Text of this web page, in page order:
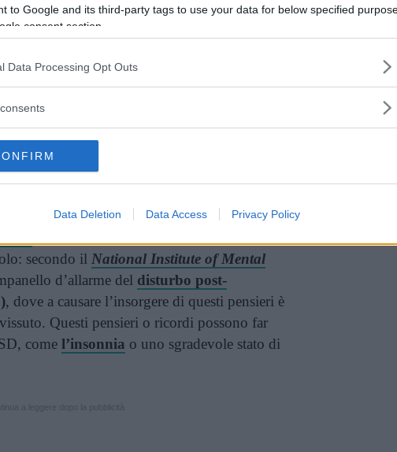
to Google and its third-party tags to use your data for below specified
consent section.
Data Processing Opt Outs
Data Deletion Data Access Privacy Policy
Vi raccomandiamo...
Overthinking: i rischi di chi ha troppi
troppo
le cause
avere una causa e come rapidamente si
svaniscono, magari per non ripresentandosi
possono essere invece il sintomo di un
secondo il National Institute of Mental
d’allarme del disturbo post-
, dove a causare l’insorgere di questi pensieri è
Questi pensieri o ricordi possono far
come l’insonnia o uno sgradevole stato di